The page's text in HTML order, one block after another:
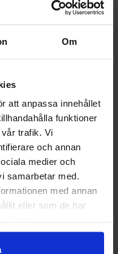
Om
att anpassa innehållet
funktioner
trafik. Vi
och annan
medier och
samarbetar med.
med annan
eller som de har
våre PVC-